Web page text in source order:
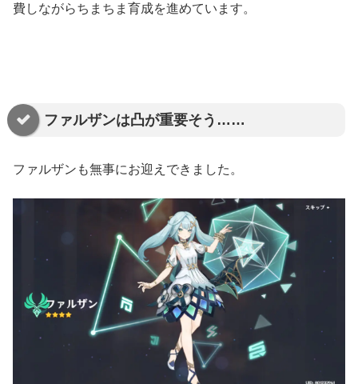
費しながらちまちま育成を進めています。
ファルザンは凸が重要そう……
ファルザンも無事にお迎えできました。